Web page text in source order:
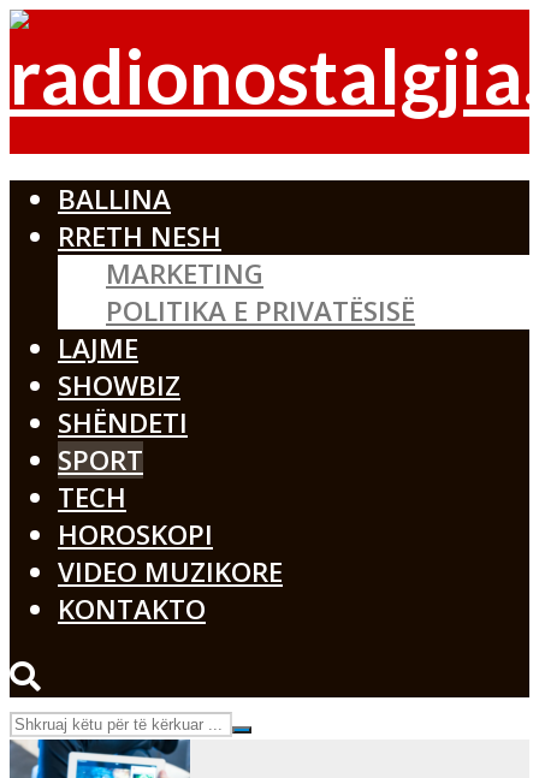
BALLINA
RRETH NESH
MARKETING
POLITIKA E PRIVATËSISË
LAJME
SHOWBIZ
SHËNDETI
SPORT
TECH
HOROSKOPI
VIDEO MUZIKORE
KONTAKTO